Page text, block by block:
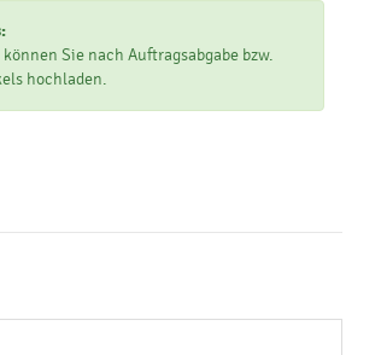
können Sie nach Auftragsabgabe bzw.
hochladen.